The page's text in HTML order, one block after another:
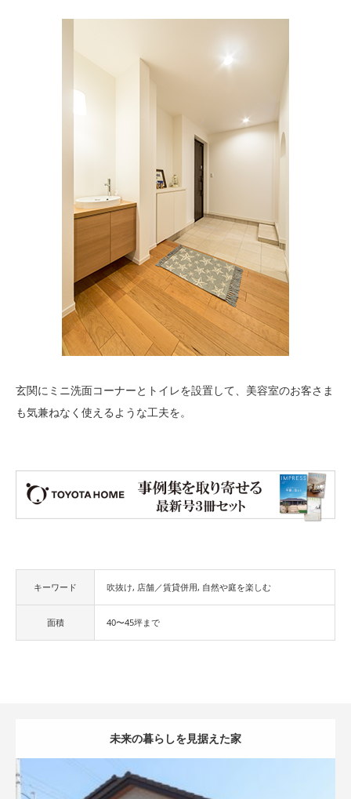
玄関にミニ洗面コーナーとトイレを設置して、美容室のお客さま
も気兼ねなく使えるような工夫を。
キーワード 吹抜け 店舗／賃貸併用 自然や庭を楽しむ
面積 40〜45坪まで
未来の暮らしを見据えた家